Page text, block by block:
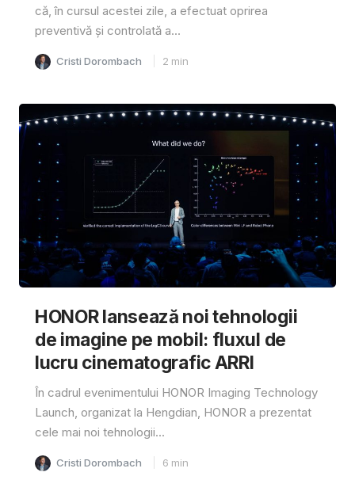
că, în cursul acestei zile, a efectuat oprirea
preventivă și controlată a...
Cristi Dorombach 2 min
HONOR lansează noi tehnologii
de imagine pe mobil: fluxul de
lucru cinematografic ARRI
În cadrul evenimentului HONOR Imaging Technology
Launch, organizat la Hengdian, HONOR a prezentat
cele mai noi tehnologii...
Cristi Dorombach 6 min